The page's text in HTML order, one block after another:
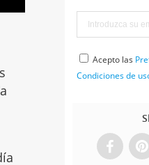
Acepto las
Condiciones de